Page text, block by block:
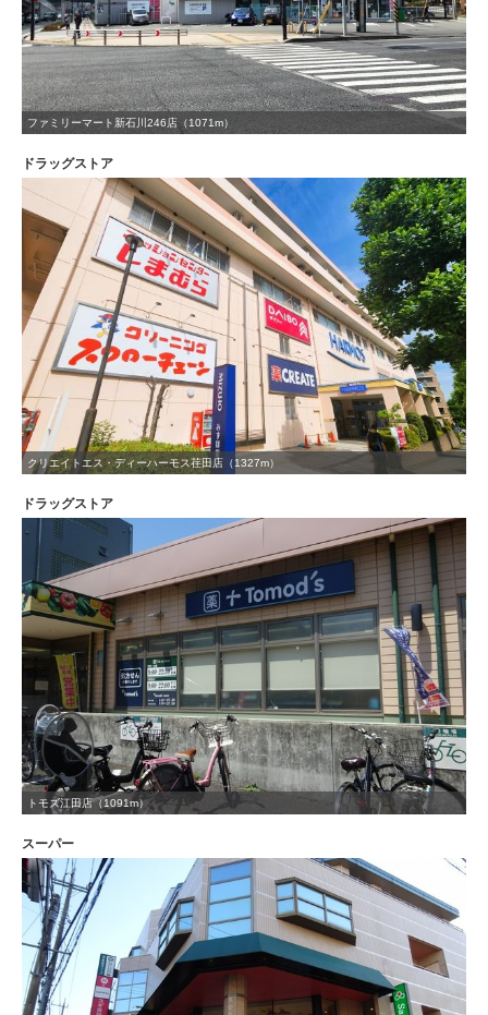
ファミリーマート新石川246店（1071m）
ドラッグストア
クリエイトエス・ディーハーモス荏田店（1327m）
ドラッグストア
トモズ江田店（1091m）
スーパー